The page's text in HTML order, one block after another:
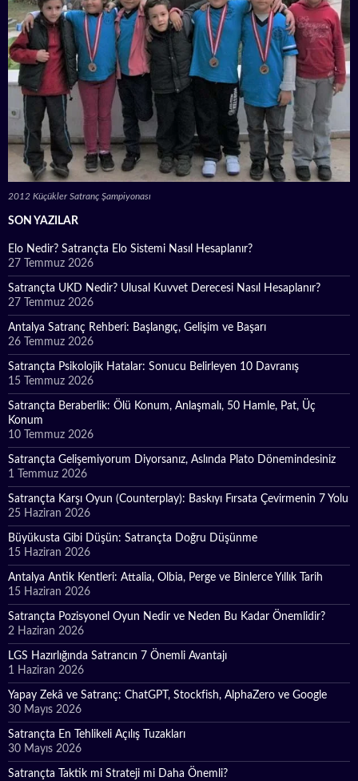
2012 Küçükler Satranç Şampiyonası
SON YAZILAR
Elo Nedir? Satrançta Elo Sistemi Nasıl Hesaplanır?
27 Temmuz 2026
Satrançta UKD Nedir? Ulusal Kuvvet Derecesi Nasıl Hesaplanır?
27 Temmuz 2026
Antalya Satranç Rehberi: Başlangıç, Gelişim ve Başarı
26 Temmuz 2026
Satrançta Psikolojik Hatalar: Sonucu Belirleyen 10 Davranış
15 Temmuz 2026
Satrançta Beraberlik: Ölü Konum, Anlaşmalı, 50 Hamle, Pat, Üç
Konum
10 Temmuz 2026
Satrançta Gelişemiyorum Diyorsanız, Aslında Plato Dönemindesiniz
1 Temmuz 2026
Satrançta Karşı Oyun (Counterplay): Baskıyı Fırsata Çevirmenin 7 Yolu
25 Haziran 2026
Büyükusta Gibi Düşün: Satrançta Doğru Düşünme
15 Haziran 2026
Antalya Antik Kentleri: Attalia, Olbia, Perge ve Binlerce Yıllık Tarih
15 Haziran 2026
Satrançta Pozisyonel Oyun Nedir ve Neden Bu Kadar Önemlidir?
2 Haziran 2026
LGS Hazırlığında Satrancın 7 Önemli Avantajı
1 Haziran 2026
Yapay Zekâ ve Satranç: ChatGPT, Stockfish, AlphaZero ve Google
30 Mayıs 2026
Satrançta En Tehlikeli Açılış Tuzakları
30 Mayıs 2026
Satrançta Taktik mi Strateji mi Daha Önemli?